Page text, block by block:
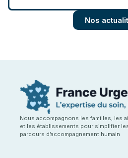
Nos
Nous accompagnons les familles, les
et les établissements pour simplifier
parcours d’accompagnement humain